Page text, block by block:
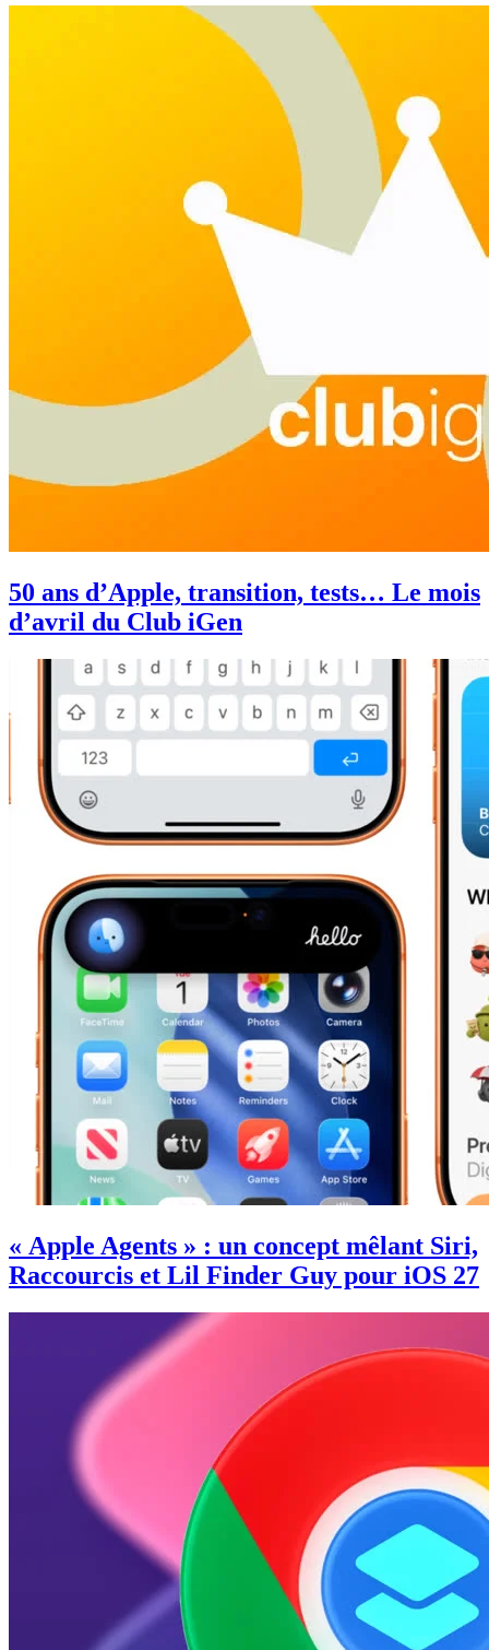
50 ans d’Apple, transition, tests… Le mois
d’avril du Club iGen
« Apple Agents » : un concept mêlant Siri,
Raccourcis et Lil Finder Guy pour iOS 27